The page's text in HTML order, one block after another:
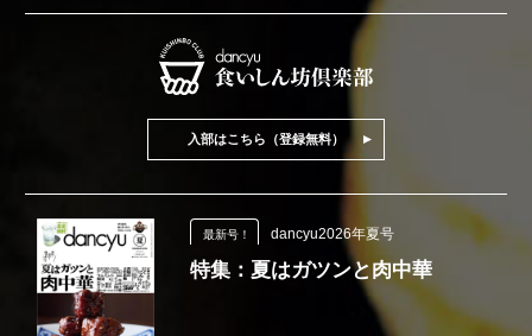
入部はこちら（登録無料）
最新号！ dancyu2026年夏号
特集：夏はガツンと肉中華